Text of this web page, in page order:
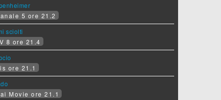
5 ore 21.2
sciolti
8 ore 21.4
ore 21.1
Movie ore 21.1